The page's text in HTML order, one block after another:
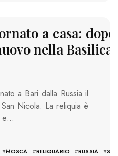
a casa:
nella Basilica
a Bari dalla Russia il
Nicola. La reliquia è
e…
#MOSCA #RELIQUARIO #RUSSIA #